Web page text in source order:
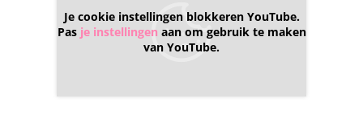
Je cookie instellingen blokkeren YouTube.
Pas je instellingen aan om gebruik te maken
van YouTube.